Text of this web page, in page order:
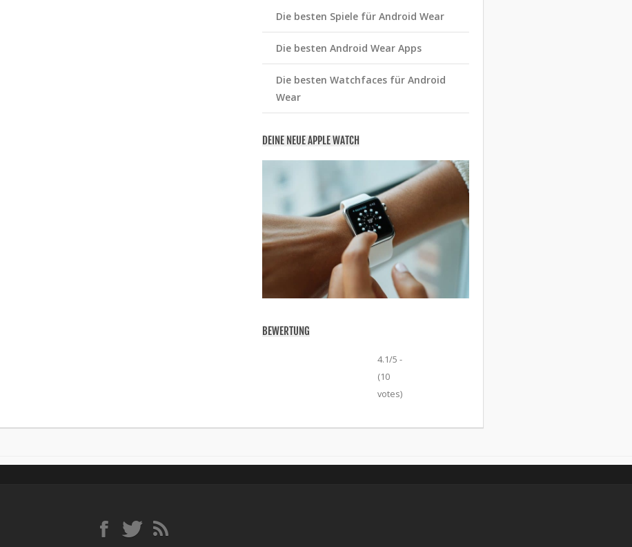
Die besten Spiele für Android Wear
Die besten Android Wear Apps
Die besten Watchfaces für Android
Wear
DEINE NEUE APPLE WATCH
BEWERTUNG
4.1/5 -
(10
votes)